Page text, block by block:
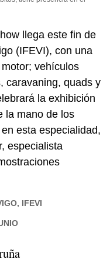
llega este fin de
(IFEVI), con una
vehículos
caravaning, quads y
la exhibición
la mano de los
esta especialidad,
especialista
IFEVI